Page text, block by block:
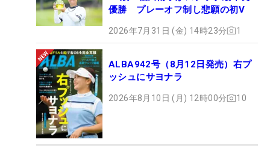
優勝 プレーオフ制し悲願の初V
2026年7月31日 (金) 14時23分 1
ALBA942号（8月12日発売）右プ
ッシュにサヨナラ
2026年8月10日 (月) 12時00分 10